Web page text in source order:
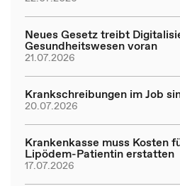
Neues Gesetz treibt
Gesundheitswesen voran
21.07.2026
Krankschreibungen im Job
20.07.2026
Krankenkasse muss Kosten
Lipödem-Patientin erstatten
17.07.2026